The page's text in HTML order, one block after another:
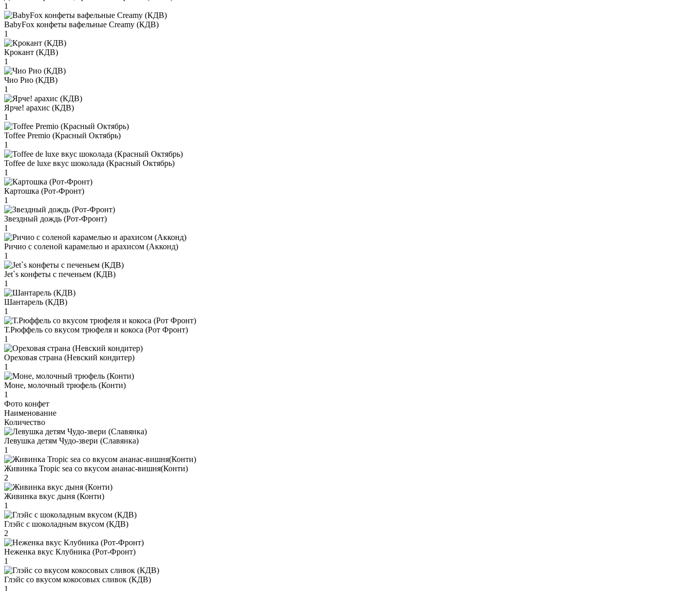
1
BabyFox конфеты вафельные Creamy (КДВ)
1
Крокант (КДВ)
1
Чио Рио (КДВ)
1
Ярче! арахис (КДВ)
1
Toffee Premio (Красный Октябрь)
1
Toffee de luxe вкус шоколада (Красный Октябрь)
1
Картошка (Рот-Фронт)
1
Звездный дождь (Рот-Фронт)
1
Ричио с соленой карамелью и арахисом (Акконд)
1
Jet`s конфеты с печеньем (КДВ)
1
Шантарель (КДВ)
1
Т.Рюффель со вкусом трюфеля и кокоса (Рот Фронт)
1
Ореховая страна (Невский кондитер)
1
Моне, молочный трюфель (Конти)
1
Фото конфет
Наименование
Количество
Левушка детям Чудо-звери (Славянка)
1
Живинка Tropic sea со вкусом ананас-вишня(Конти)
2
Живинка вкус дыня (Конти)
1
Глэйс с шоколадным вкусом (КДВ)
2
Неженка вкус Клубника (Рот-Фронт)
1
Глэйс со вкусом кокосовых сливок (КДВ)
1